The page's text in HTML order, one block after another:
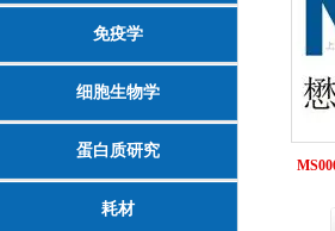
免疫学
细胞生物学
蛋白质研究
耗材